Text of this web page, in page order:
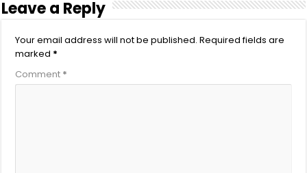
Leave a Reply
Your email address will not be published. Required fields are
marked *
Comment *